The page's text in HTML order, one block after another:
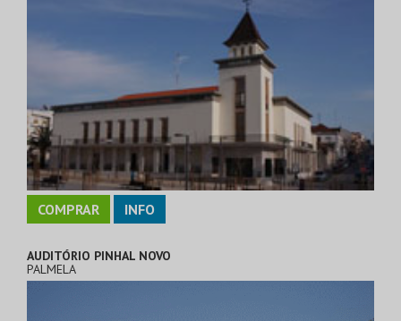
COMPRAR INFO
AUDITÓRIO PINHAL NOVO
PALMELA